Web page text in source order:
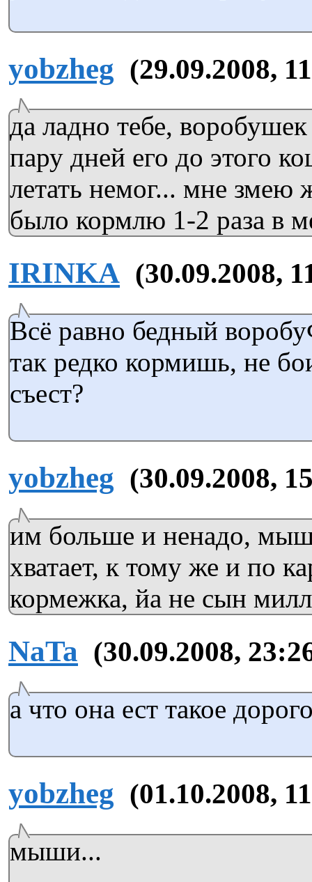
yobzheg (29.09.2008,
да ладно тебе,
пару дней его до этого
летать немог... мне змею
было кормлю 1-2 раза в
IRINKA (30.09.2008,
Всё равно бедный
так редко кормишь, не
съест?
yobzheg (30.09.2008,
им больше и ненадо,
хватает, к тому же и по
кормежка, йа не сын
NaTa (30.09.2008,
а что она ест такое
yobzheg (01.10.2008,
мыши...